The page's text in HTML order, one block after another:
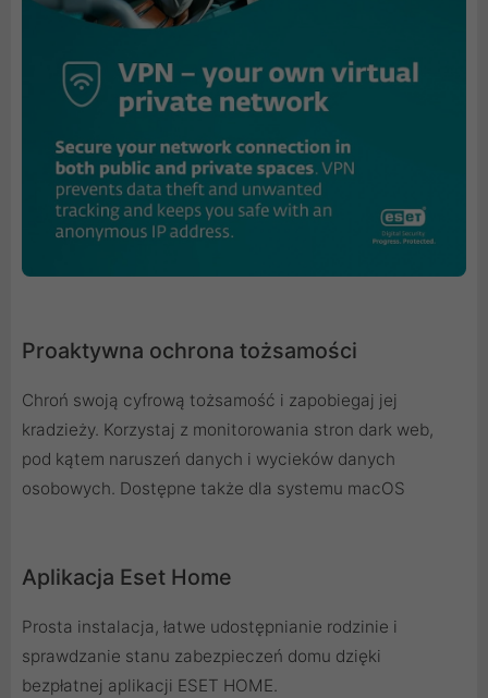
Proaktywna ochrona tożsamości
Chroń swoją cyfrową tożsamość i zapobiegaj jej
kradzieży. Korzystaj z monitorowania stron dark web,
pod kątem naruszeń danych i wycieków danych
osobowych. Dostępne także dla systemu macOS
Aplikacja Eset Home
Prosta instalacja, łatwe udostępnianie rodzinie i
sprawdzanie stanu zabezpieczeń domu dzięki
bezpłatnej aplikacji ESET HOME.